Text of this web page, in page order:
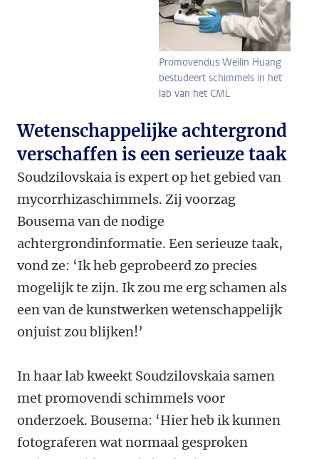
Promovendus Weilin Huang
bestudeert schimmels in het
lab van het CML
Wetenschappelijke achtergrond
verschaffen is een serieuze taak
Soudzilovskaia is expert op het gebied van
mycorrhizaschimmels. Zij voorzag
Bousema van de nodige
achtergrondinformatie. Een serieuze taak,
vond ze: ‘Ik heb geprobeerd zo precies
mogelijk te zijn. Ik zou me erg schamen als
een van de kunstwerken wetenschappelijk
onjuist zou blijken!’
In haar lab kweekt Soudzilovskaia samen
met promovendi schimmels voor
onderzoek. Bousema: ‘Hier heb ik kunnen
fotograferen wat normaal gesproken